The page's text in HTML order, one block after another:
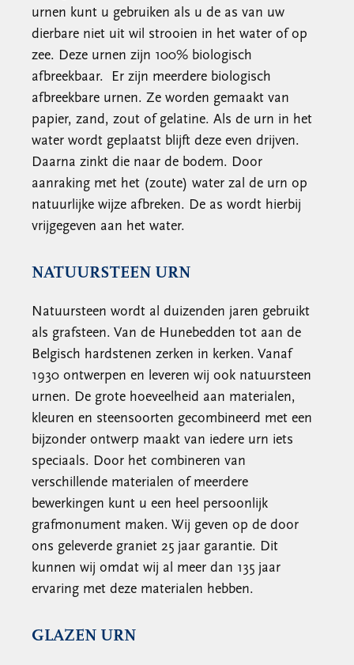
urnen kunt u gebruiken als u de as van uw
dierbare niet uit wil strooien in het water of op
zee. Deze urnen zijn 100% biologisch
afbreekbaar. Er zijn meerdere biologisch
afbreekbare urnen. Ze worden gemaakt van
papier, zand, zout of gelatine. Als de urn in het
water wordt geplaatst blijft deze even drijven.
Daarna zinkt die naar de bodem. Door
aanraking met het (zoute) water zal de urn op
natuurlijke wijze afbreken. De as wordt hierbij
vrijgegeven aan het water.
NATUURSTEEN URN
Natuursteen wordt al duizenden jaren gebruikt
als grafsteen. Van de Hunebedden tot aan de
Belgisch hardstenen zerken in kerken. Vanaf
1930 ontwerpen en leveren wij ook natuursteen
urnen. De grote hoeveelheid aan materialen,
kleuren en steensoorten gecombineerd met een
bijzonder ontwerp maakt van iedere urn iets
speciaals. Door het combineren van
verschillende materialen of meerdere
bewerkingen kunt u een heel persoonlijk
grafmonument maken. Wij geven op de door
ons geleverde graniet 25 jaar garantie. Dit
kunnen wij omdat wij al meer dan 135 jaar
ervaring met deze materialen hebben.
GLAZEN URN